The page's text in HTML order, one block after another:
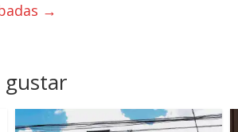
→
gustar